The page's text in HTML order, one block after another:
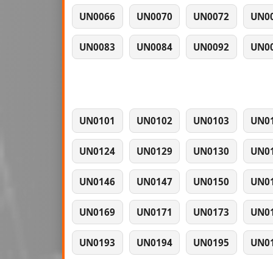
UN0066 UN0070 UN0072
UN0083 UN0084 UN0092
UN0101 UN0102 UN0103
UN0124 UN0129 UN0130
UN0146 UN0147 UN0150
UN0169 UN0171 UN0173
UN0193 UN0194 UN0195